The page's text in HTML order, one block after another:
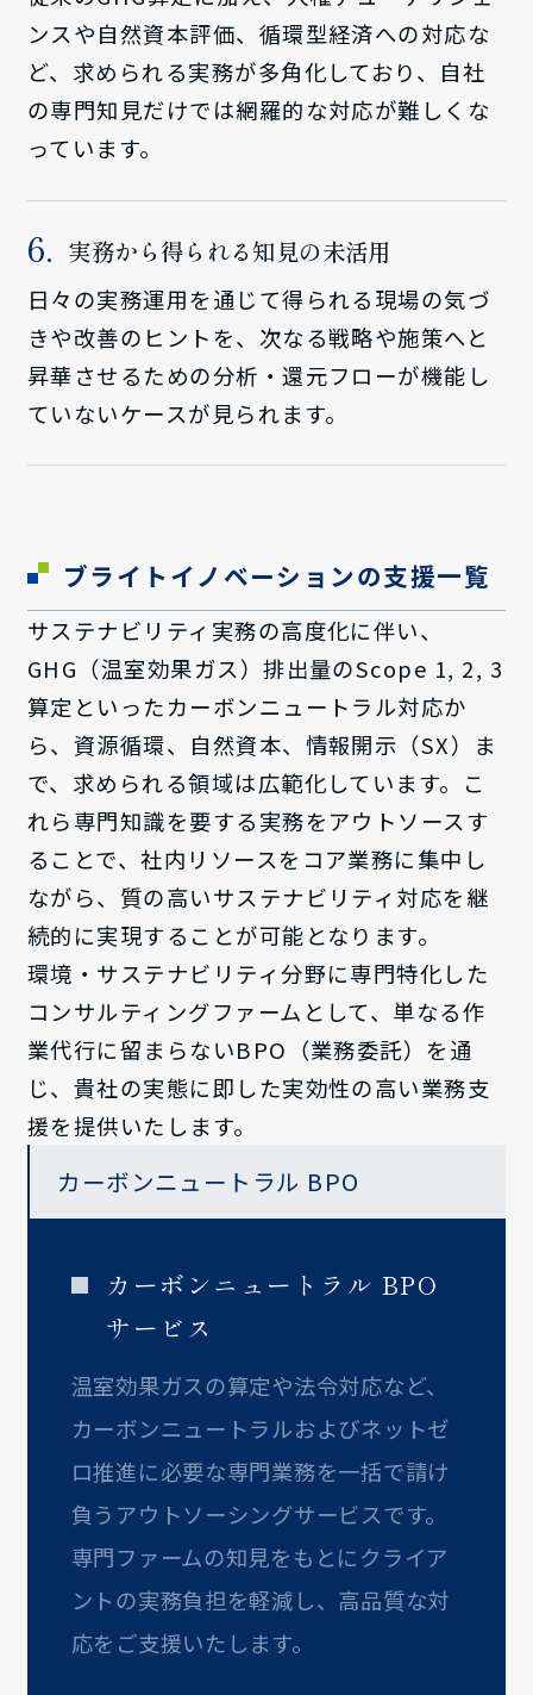
ンスや自然資本評価、循環型経済への対応な
ど、求められる実務が多角化しており、自社
の専門知見だけでは網羅的な対応が難しくな
っています。
実務から得られる知見の未活用
日々の実務運用を通じて得られる現場の気づ
きや改善のヒントを、次なる戦略や施策へと
昇華させるための分析・還元フローが機能し
ていないケースが見られます。
ブライトイノベーションの支援一覧
サステナビリティ実務の高度化に伴い、
GHG（温室効果ガス）排出量のScope 1, 2, 3
算定といったカーボンニュートラル対応か
ら、資源循環、自然資本、情報開示（SX）ま
で、求められる領域は広範化しています。こ
れら専門知識を要する実務をアウトソースす
ることで、社内リソースをコア業務に集中し
ながら、質の高いサステナビリティ対応を継
続的に実現することが可能となります。
環境・サステナビリティ分野に専門特化した
コンサルティングファームとして、単なる作
業代行に留まらないBPO（業務委託）を通
じ、貴社の実態に即した実効性の高い業務支
援を提供いたします。
カーボンニュートラル BPO
カーボンニュートラル BPO
サービス
温室効果ガスの算定や法令対応など、
カーボンニュートラルおよびネットゼ
ロ推進に必要な専門業務を一括で請け
負うアウトソーシングサービスです。
専門ファームの知見をもとにクライア
ントの実務負担を軽減し、高品質な対
応をご支援いたします。